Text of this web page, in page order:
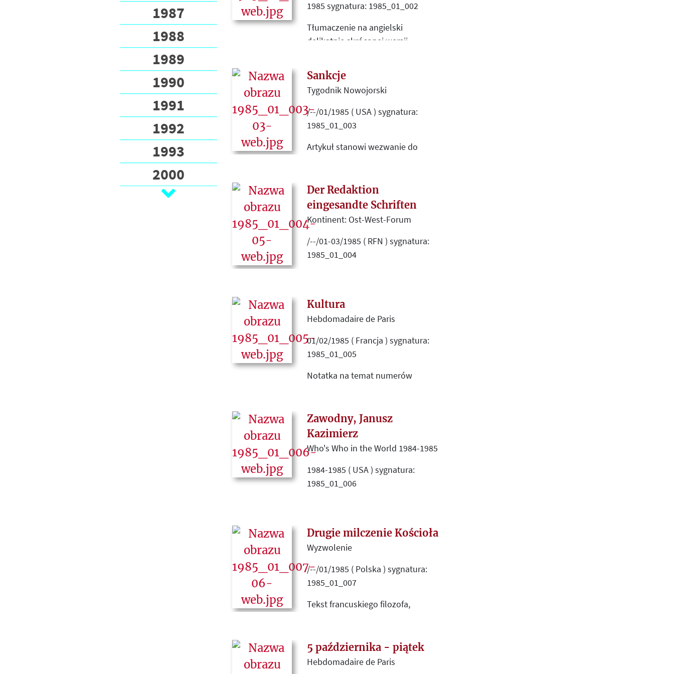
1987
1988
1989
1990
1991
1992
1993
2000
2020
wydawanych w Wielkiej Brytanii w
kategorie.
1985 sygnatura: 1985_01_002
Tłumaczenie na angielski
delikatnie skróconej wersji
się w numerze "Kultury" z czerwca
1984, traktującego o sytuacji
mniejszości ukraińskiej w PRL.
Sankcje
Tygodnik Nowojorski
/--/01/1985 ( USA ) sygnatura:
1985_01_003
Artykuł stanowi wezwanie do
wprowadzonymi w odpowiedzi na
stan wojenny.
Der Redaktion
eingesandte Schriften
Kontinent: Ost-West-Forum
/--/01-03/1985 ( RFN ) sygnatura:
1985_01_004
Kultura
Hebdomadaire de Paris
01/02/1985 ( Francja ) sygnatura:
1985_01_005
Notatka na temat numerów
Zawodny, Janusz
Kazimierz
Who's Who in the World 1984-1985
1984-1985 ( USA ) sygnatura:
1985_01_006
Drugie milczenie Kościoła
Wyzwolenie
/--/01/1985 ( Polska ) sygnatura:
1985_01_007
Tekst francuskiego filozofa,
kapitalizmu przez Kościół.
Przedruk z "Kultury" z marca 1983.
5 października - piątek
Hebdomadaire de Paris